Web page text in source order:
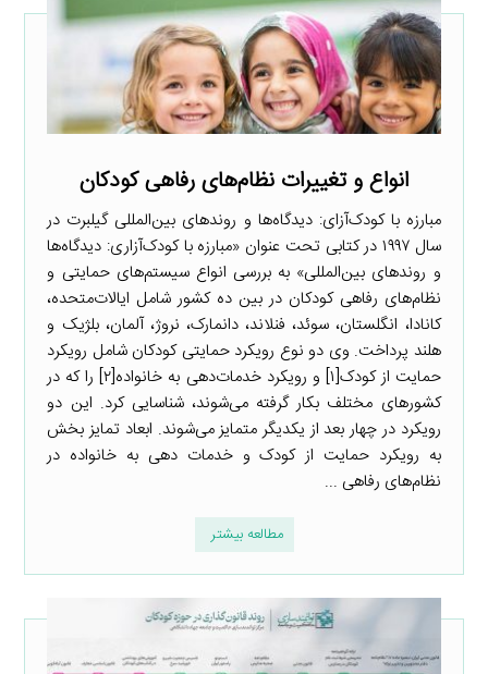
انواع و تغییرات نظام‌های رفاهی کودکان
مبارزه با کودک‌آزای: دیدگاه‌ها و روندهای بین‌المللی گیلبرت در
سال ۱۹۹۷ در کتابی تحت عنوان «مبارزه با کودک‌آزاری: دیدگاه‌ها
و روندهای بین‌المللی» به بررسی انواع سیستم‌های حمایتی و
نظام‌های رفاهی کودکان در بین ده کشور شامل ایالات‌متحده،
کانادا، انگلستان، سوئد، فنلاند، دانمارک، نروژ، آلمان، بلژیک و
هلند پرداخت. وی دو نوع رویکرد حمایتی کودکان شامل رویکرد
حمایت از کودک[۱] و رویکرد خدمات‌دهی به خانواده[۲] را که در
کشورهای مختلف بکار گرفته می‌شوند، شناسایی کرد. این دو
رویکرد در چهار بعد از یکدیگر متمایز می‌شوند. ابعاد تمایز بخش
به رویکرد حمایت از کودک و خدمات دهی به خانواده در
نظام‌های رفاهی ...
مطالعه بیشتر